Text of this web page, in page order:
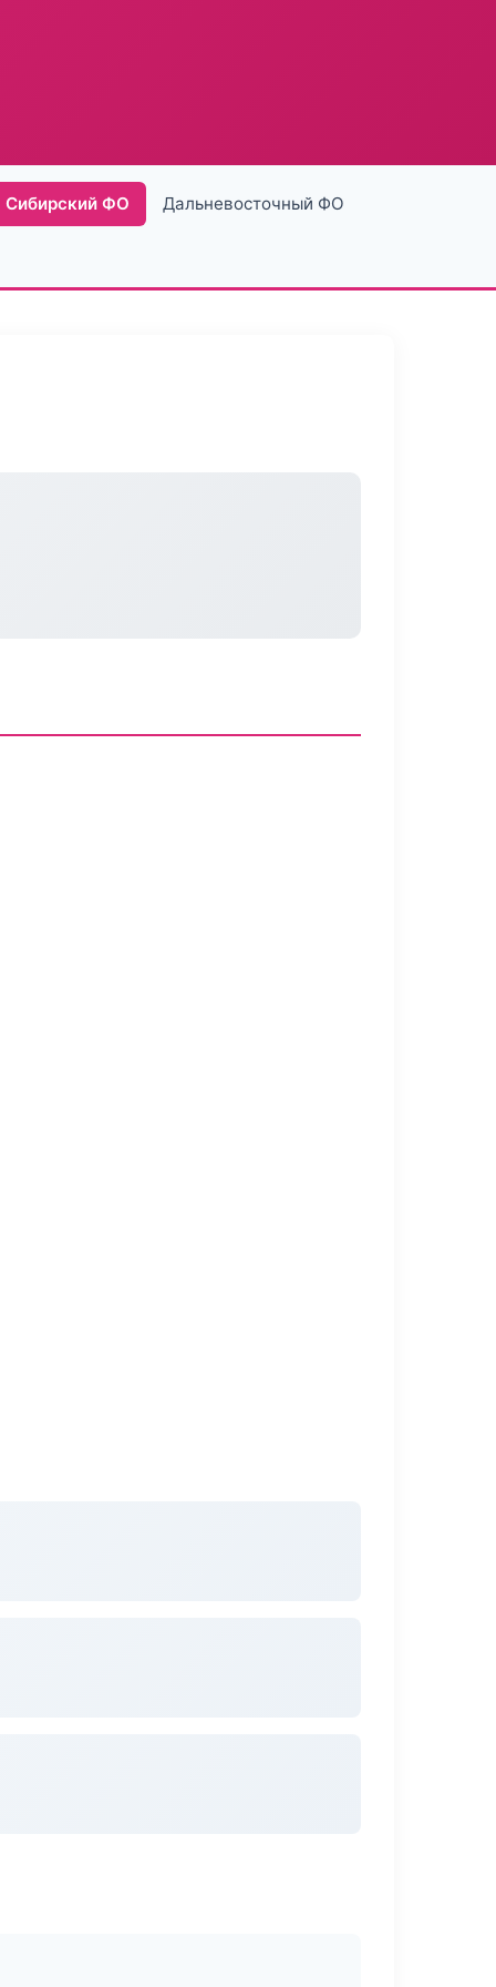
Сибирский ФО Дальневосточный ФО